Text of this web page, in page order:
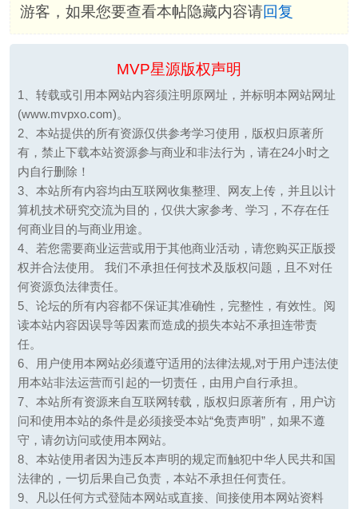
游客，如果您要查看本帖隐藏内容请回复
MVP星源版权声明
1、转载或引用本网站内容须注明原网址，并标明本网站网址
(www.mvpxo.com)。
2、本站提供的所有资源仅供参考学习使用，版权归原著所
有，禁止下载本站资源参与商业和非法行为，请在24小时之
内自行删除！
3、本站所有内容均由互联网收集整理、网友上传，并且以计
算机技术研究交流为目的，仅供大家参考、学习，不存在任
何商业目的与商业用途。
4、若您需要商业运营或用于其他商业活动，请您购买正版授
权并合法使用。 我们不承担任何技术及版权问题，且不对任
何资源负法律责任。
5、论坛的所有内容都不保证其准确性，完整性，有效性。阅
读本站内容因误导等因素而造成的损失本站不承担连带责
任。
6、用户使用本网站必须遵守适用的法律法规,对于用户违法使
用本站非法运营而引起的一切责任，由用户自行承担。
7、本站所有资源来自互联网转载，版权归原著所有，用户访
问和使用本站的条件是必须接受本站“免责声明”，如果不遵
守，请勿访问或使用本网站。
8、本站使用者因为违反本声明的规定而触犯中华人民共和国
法律的，一切后果自己负责，本站不承担任何责任。
9、凡以任何方式登陆本网站或直接、间接使用本网站资料